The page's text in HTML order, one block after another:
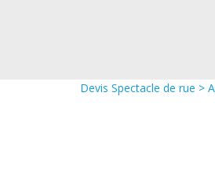
Devis Spectacle de rue >